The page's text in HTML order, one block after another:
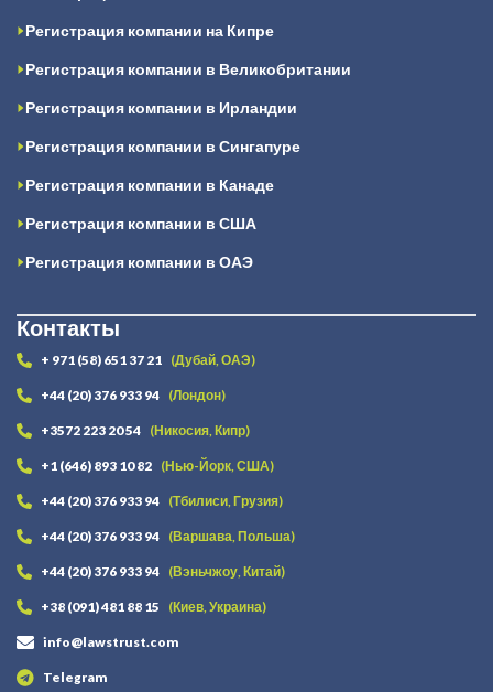
Регистрация компании на Кипре
Регистрация компании в Великобритании
Регистрация компании в Ирландии
Регистрация компании в Сингапуре
Регистрация компании в Канаде
Регистрация компании в США
Регистрация компании в ОАЭ
Контакты
+ 971 (58) 651 37 21 (Дубай, ОАЭ)
+44 (20) 376 933 94 (Лондон)
+3572 223 20 54 (Никосия, Кипр)
+1 (646) 893 10 82 (Нью-Йорк, США)
+44 (20) 376 933 94 (Тбилиси, Грузия)
+44 (20) 376 933 94 (Варшава, Польша)
+44 (20) 376 933 94 (Вэньчжоу, Китай)
+38 (091) 481 88 15 (Киев, Украина)
info@lawstrust.com
Telegram